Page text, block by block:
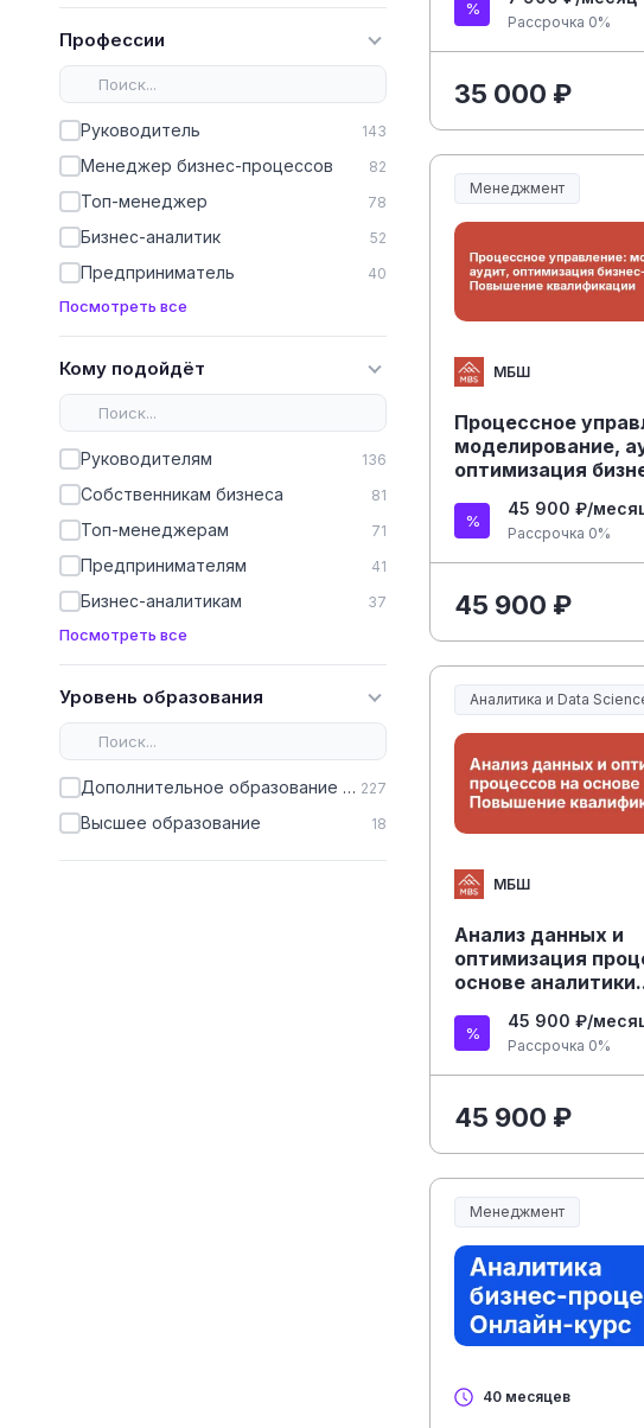
Профессии
Руководитель 143
Менеджер бизнес-процессов 82
Топ-менеджер 78
Бизнес-аналитик 52
Предприниматель 40
Посмотреть все
Кому подойдёт
Руководителям 136
Собственникам бизнеса 81
Топ-менеджерам 71
Предпринимателям 41
Бизнес-аналитикам 37
Посмотреть все
Уровень образования
Дополнительное образование (ДПО) 227
Высшее образование 18
Рассрочка 0%
35 000 ₽
Менеджмент
Менеджмент и
МБШ
Процессное
моделирование,
оптимизация
квалификации
45 900 ₽/
Рассрочка 0%
45 900 ₽
Аналитика и Data
МБШ
Анализ данных и
оптимизация
основе аналитики.
45 900 ₽/
Рассрочка 0%
45 900 ₽
Менеджмент
Менеджмент и
40 месяцев